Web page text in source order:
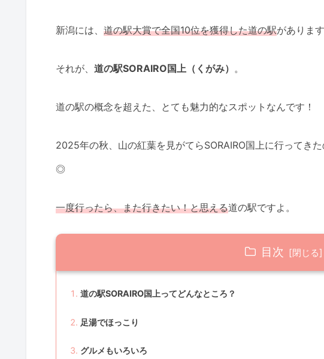
新潟には、 道の駅大賞で全国10位を獲得した道の駅があります
それが、 道の駅SORAIRO国上（くがみ） 。
道の駅の概念を超えた、とても魅力的なスポットなんです！
2025年の秋、山の紅葉を見がてらSORAIRO国上に行ってき
◎
一度行ったら、また行きたい！と思える道の駅ですよ。
目次
道の駅SORAIRO国上ってどんなところ？
足湯でほっこり
グルメもいろいろ